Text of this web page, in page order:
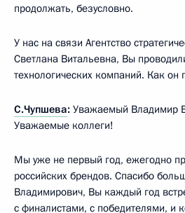
продолжать, безусловно.
У нас на связи Агентство
Светлана Витальевна, Вы
технологических компаний. Как он
С.Чупшева: Уважаемый Владимир
Уважаемые коллеги!
Мы уже не первый год, ежегодно
российских брендов. Спасибо
Владимирович, Вы каждый год
с финалистами, с победителями, и